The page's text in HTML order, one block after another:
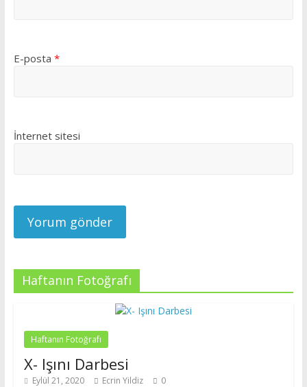
E-posta *
İnternet sitesi
Haftanın Fotoğrafı
Haftanın Fotoğrafı
X- Işını Darbesi
Eylül 21, 2020 Ecrin Yildiz 0